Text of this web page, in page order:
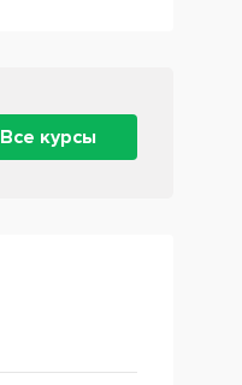
Все курсы